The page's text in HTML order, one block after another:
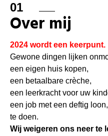
01
Over mij
2024 wordt een keerpunt.
Gewone dingen lijken
een eigen huis kopen,
een betaalbare crèche,
een leerkracht voor uw
een job met een deftig
te doen.
Wij weigeren ons neer te